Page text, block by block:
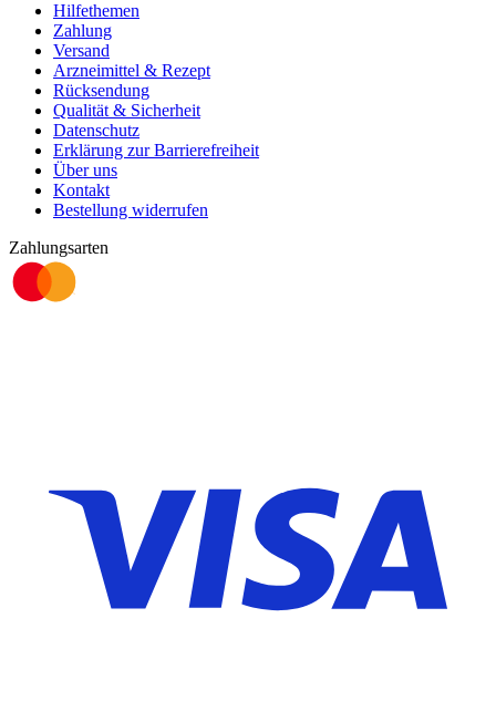
Hilfethemen
Zahlung
Versand
Arzneimittel & Rezept
Rücksendung
Qualität & Sicherheit
Datenschutz
Erklärung zur Barrierefreiheit
Über uns
Kontakt
Bestellung widerrufen
Zahlungsarten